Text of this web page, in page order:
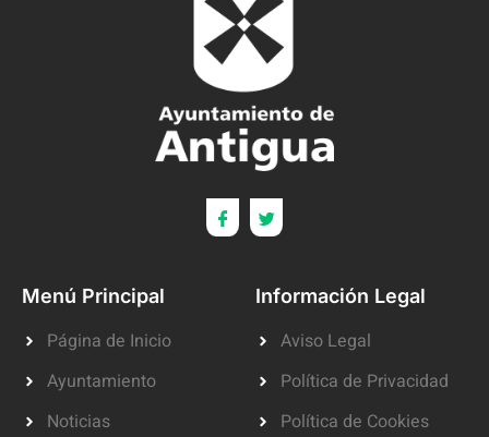
Menú Principal
Página de Inicio
Ayuntamiento
Noticias
Información Legal
Aviso Legal
Política de Privacidad
Política de Cookies